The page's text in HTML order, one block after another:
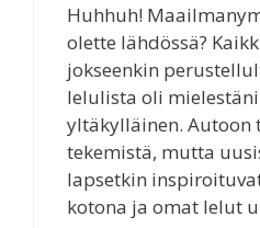
Huhhuh!
olette lähdössä?
jokseenkin
lelulista oli
yltäkylläinen. Autoon
tekemistä, mutta
lapsetkin
kotona ja omat lelut